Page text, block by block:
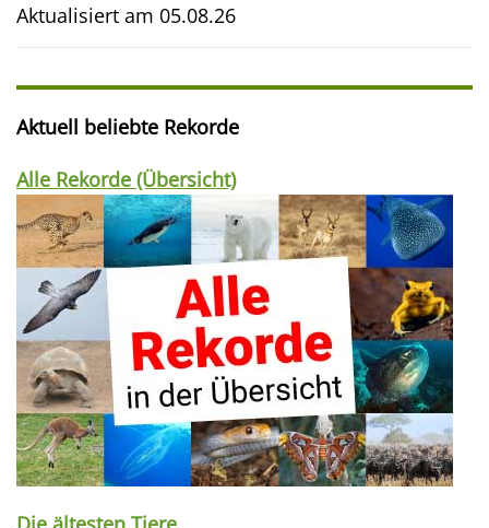
Aktualisiert am 05.08.26
Aktuell beliebte Rekorde
Alle Rekorde (Übersicht)